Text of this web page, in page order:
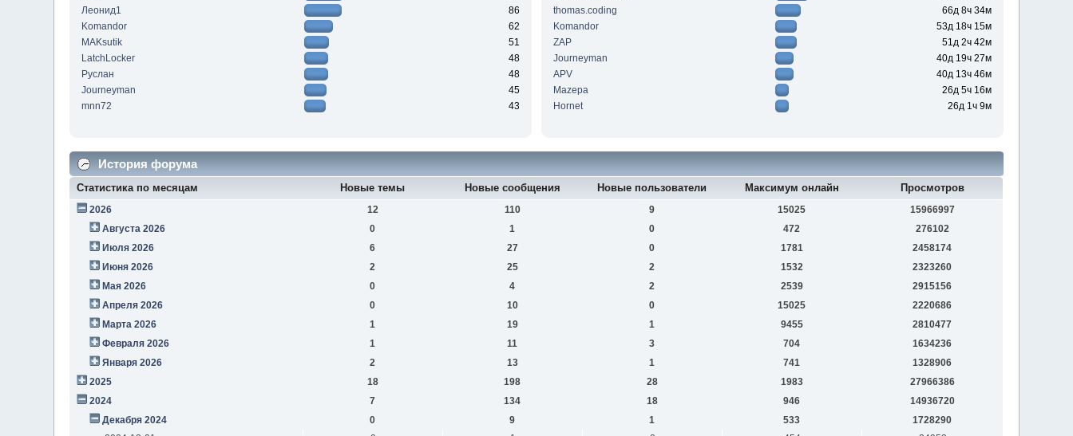
Леонид1
86
Komandor
62
MAKsutik
51
LatchLocker
48
Руслан
48
Journeyman
45
mnn72
43
thomas.coding
66д 8ч 34м
Komandor
53д 18ч 15м
ZAP
51д 2ч 42м
Journeyman
40д 19ч 27м
APV
40д 13ч 46м
Mazepa
26д 5ч 16м
Hornet
26д 1ч 9м
История форума
Статистика по месяцам Новые темы Новые сообщения Новые пользователи Максимум онлайн Просмотров
2026 12 110 9 15025
15966997
Августа 2026
0 1 0 472
276102
Июля 2026
6 27 0 1781
2458174
Июня 2026
2 25 2 1532
2323260
Мая 2026
0 4 2 2539
2915156
Апреля 2026
0 10 0 15025
2220686
Марта 2026
1 19 1 9455
2810477
Февраля 2026
1 11 3 704
1634236
Января 2026
2 13 1 741
1328906
2025
18 198 28 1983
27966386
2024
7 134 18 946
14936720
Декабря 2024
0 9 1 533
1728290